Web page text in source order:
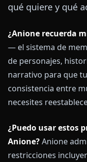
qué quiere y qué
¿Anione recuerda
— el sistema de
de personajes,
narrativo para que
consistencia entre
necesites
¿Puedo usar estos
Anione?Anione
restricciones